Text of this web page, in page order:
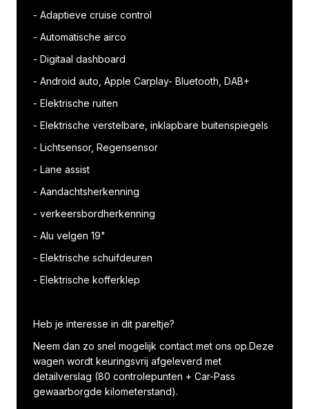
- Adaptieve cruise control
- Automatische airco
- Digitaal dashboard
- Android auto, Apple Carplay- Bluetooth, DAB+
- Elektrische ruiten
- Elektrische verstelbare, inklapbare buitenspiegels
- Lichtsensor, Regensensor
- Lane assist
- Aandachtsherkenning
- verkeersbordherkenning
- Alu velgen 19"
- Elektrische schuifdeuren
- Elektrische kofferklep
Heb je interesse in dit pareltje?
Neem dan zo snel mogelijk contact met ons op.Deze
wagen wordt keuringsvrij afgeleverd met
detailverslag (80 controlepunten + Car-Pass
gewaarborgde kilometerstand).